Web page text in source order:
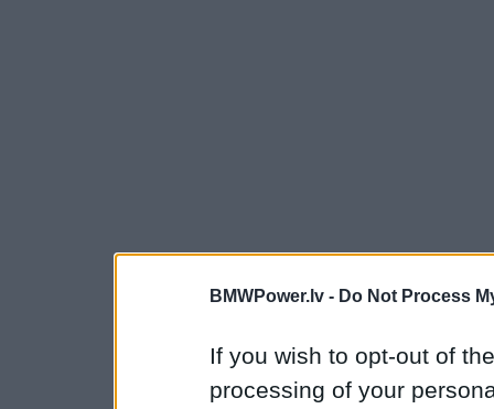
BMWPower.lv - Do Not Process
If you wish to opt-out of
processing of your